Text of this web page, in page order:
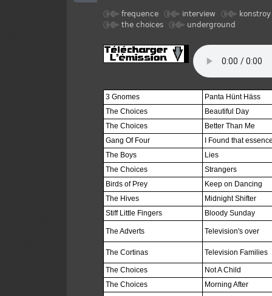
frequence interview
konstroy
the choices
underground
3 Gnomes
Panta Hünt Häss
The Choices
Beautiful Day
The Choices
Better Than Me
Gang Of Four
I Found that
The Boys
Lies
The Choices
Strangers
Birds of Prey
Keep on Dancing
The Hives
Midnight Shifter
Stiff Little Fingers
Bloody Sunday
The Adverts Television's over
The Cortinas Television Families
The Choices
Not A Child
The Choices
Morning After